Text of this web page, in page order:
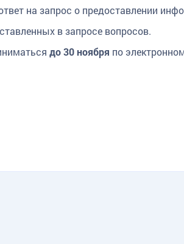
на запрос о предоставлении
в запросе вопросов.
до 30 ноября по